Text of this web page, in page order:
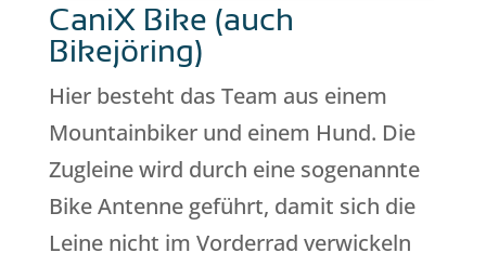
CaniX Bike (auch
Bikejöring)
Hier besteht das Team aus einem
Mountainbiker und einem Hund. Die
Zugleine wird durch eine sogenannte
Bike Antenne geführt, damit sich die
Leine nicht im Vorderrad verwickeln